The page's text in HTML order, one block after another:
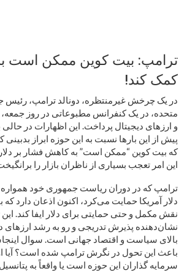
ترامپ: بیت کوین ممکن است به
کمک کند!
در یک چرخش غیرمنتظره، دونالد ترامپ، رئیس
متحده، در یک کنفرانس مطبوعاتی در روز جمعه،
و ارزهای دیجیتال پرداخت. این اظهارات در
پیش از این بارها نسبت به این حوزه ابراز
که بیت کوین “ممکن است” به کاهش فشار بر
این امر تعجب بسیاری از ناظران بازار را
ترامپ که در دوران ریاست جمهوری خود
دلار آمریکا حمایت می‌کرد، اکنون اذعان دارد که
نقش مکمل و حتی حمایتی برای دلار ایفا کند.
نشان‌دهنده پذیرش تدریجی و رو به رشد ارزهای
بالای سیاست و اقتصاد جهانی است. سوال
باعث این تحول در نگرش ترامپ شده است؟ آیا
سرمایه گذاران این حوزه است یا واقعاً به